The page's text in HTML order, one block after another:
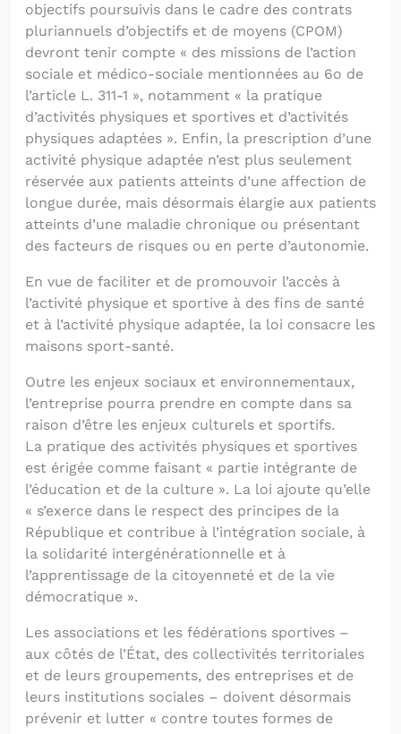
objectifs poursuivis dans le cadre des contrats
pluriannuels d’objectifs et de moyens (CPOM)
devront tenir compte « des missions de l’action
sociale et médico-sociale mentionnées au 6o de
l’article L. 311-1 », notamment « la pratique
d’activités physiques et sportives et d’activités
physiques adaptées ». Enfin, la prescription d’une
activité physique adaptée n’est plus seulement
réservée aux patients atteints d’une affection de
longue durée, mais désormais élargie aux patients
atteints d’une maladie chronique ou présentant
des facteurs de risques ou en perte d’autonomie.
En vue de faciliter et de promouvoir l’accès à
l’activité physique et sportive à des fins de santé
et à l’activité physique adaptée, la loi consacre les
maisons sport-santé.
Outre les enjeux sociaux et environnementaux,
l’entreprise pourra prendre en compte dans sa
raison d’être les enjeux culturels et sportifs.
La pratique des activités physiques et sportives
est érigée comme faisant « partie intégrante de
l’éducation et de la culture ». La loi ajoute qu’elle
« s’exerce dans le respect des principes de la
République et contribue à l’intégration sociale, à
la solidarité intergénérationnelle et à
l’apprentissage de la citoyenneté et de la vie
démocratique ».
Les associations et les fédérations sportives –
aux côtés de l’État, des collectivités territoriales
et de leurs groupements, des entreprises et de
leurs institutions sociales – doivent désormais
prévenir et lutter « contre toutes formes de